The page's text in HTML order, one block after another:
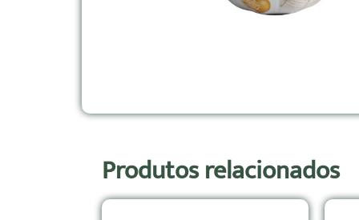
Produtos relacionados